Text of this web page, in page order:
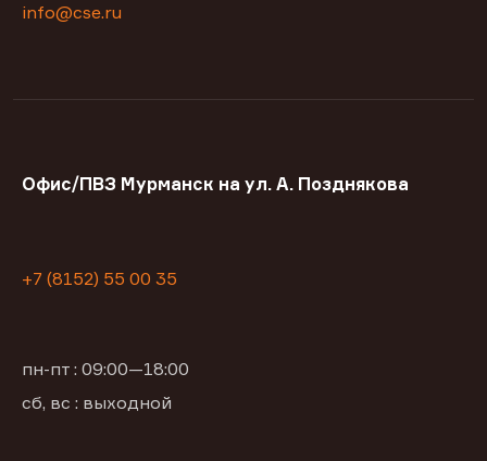
info@cse.ru
Офис/ПВЗ Мурманск на ул. А. Позднякова
+7 (8152) 55 00 35
пн-пт : 09:00—18:00
сб, вс : выходной